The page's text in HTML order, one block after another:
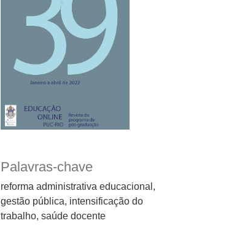
Palavras-chave
reforma administrativa educacional,
gestão pública, intensificação do
trabalho, saúde docente